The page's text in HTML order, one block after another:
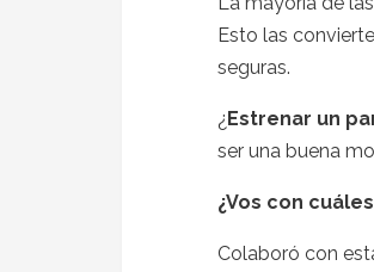
Esto las
seguras.
¿Estrenar un
ser una buena
¿Vos con
Colaboró con